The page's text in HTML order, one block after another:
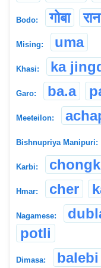
Bodo: गोबा
Mising: uma
Khasi: ka
Garo: ba.a
Meeteilon:
Bishnupriya Manipuri:
Karbi:
Hmar: cher
Nagamese:
potli
Dimasa: balebi